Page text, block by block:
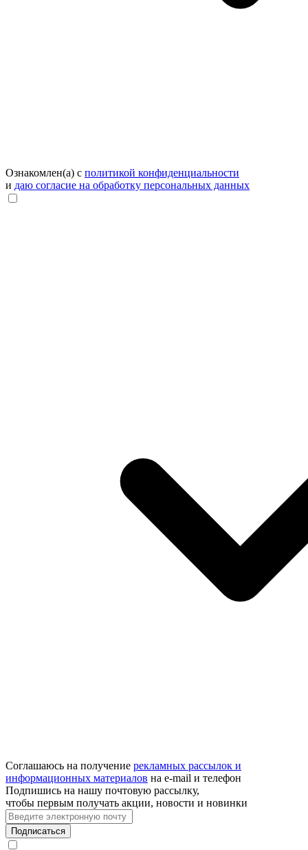
Ознакомлен(а) с политикой конфиденциальности
и даю согласие на обработку персональных данных
Соглашаюсь на получение рекламных рассылок и
информационных материалов на e‑mail и телефон
Подпишись на нашу почтовую рассылку,
чтобы первым получать акции, новости и новинки
Подписаться